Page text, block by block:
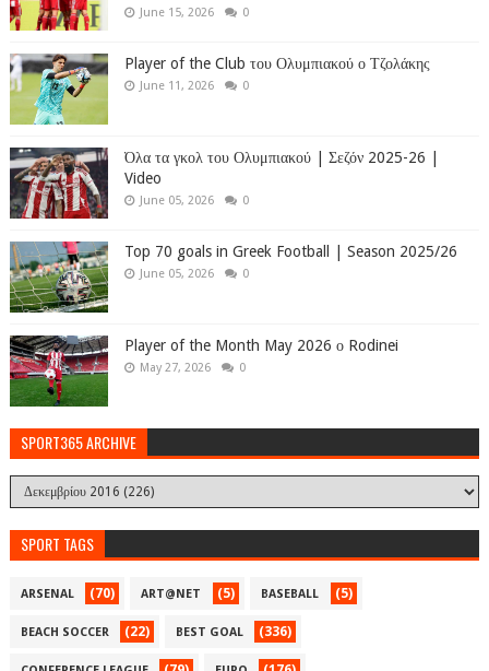
June 15, 2026 0
Player of the Club του Ολυμπιακού ο Τζολάκης
June 11, 2026 0
Όλα τα γκολ του Ολυμπιακού | Σεζόν 2025-26 |
Video
June 05, 2026 0
Top 70 goals in Greek Football | Season 2025/26
June 05, 2026 0
Player of the Month May 2026 ο Rodinei
May 27, 2026 0
SPORT365 ARCHIVE
SPORT TAGS
ARSENAL (70) ART@NET (5) BASEBALL (5)
BEACH SOCCER (22) BEST GOAL (336)